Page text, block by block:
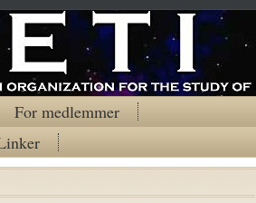
For medlemmer